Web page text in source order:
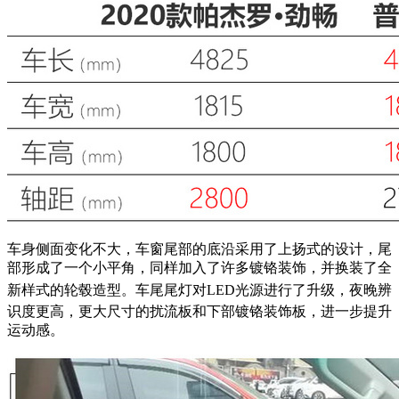
车身侧面变化不大，车窗尾部的底沿采用了上扬式的设计，尾
部形成了一个小平角，同样加入了许多镀铬装饰，并换装了全
新样式的轮毂造型。 车尾尾灯对LED光源进行了升级，夜晚辨
识度更高，更大尺寸的扰流板和下部镀铬装饰板，进一步提升
运动感。